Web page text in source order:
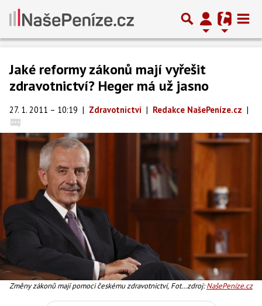
Jaké reformy zákonů mají vyřešit
zdravotnictví? Heger má už jasno
27. 1. 2011 – 10:19 | Zdravotnictví | Redakce NašePeníze.cz |
Změny zákonů mají pomoci českému zdravotnictví, Foto:zdroj:NašePeníze.cz